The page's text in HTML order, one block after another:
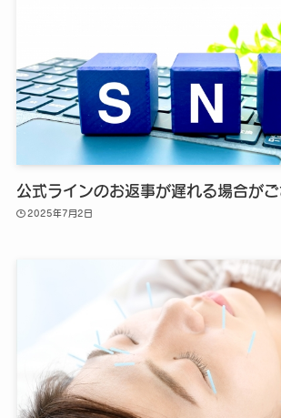
公式ラインのお返事が遅れる場合が
2025年7月2日